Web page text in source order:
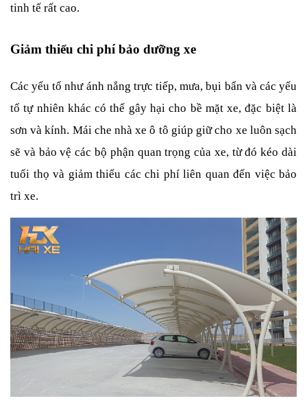
tinh tế rất cao.
Giảm thiểu chi phí bảo dưỡng xe
Các yếu tố như ánh nắng trực tiếp, mưa, bụi bẩn và các yếu
tố tự nhiên khác có thể gây hại cho bề mặt xe, đặc biệt là
sơn và kính. Mái che nhà xe ô tô giúp giữ cho xe luôn sạch
sẽ và bảo vệ các bộ phận quan trọng của xe, từ đó kéo dài
tuổi thọ và giảm thiểu các chi phí liên quan đến việc bảo
trì xe.